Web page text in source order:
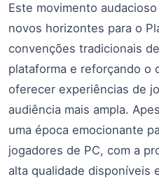
Este movimento
novos horizontes para o
convenções tradicionais
plataforma e reforçando o
oferecer experiências de
audiência mais ampla.
uma época emocionante
jogadores de PC, com a
alta qualidade disponíveis